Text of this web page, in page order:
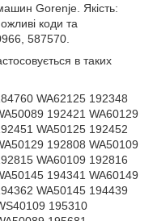
Gorenje. Якість:
коди та
587570.
в таких
WA62125 192348
192421 WA60129
WA50125 192452
192808 WA50109
WA60109 192816
194341 WA60149
WA50145 194439
195310